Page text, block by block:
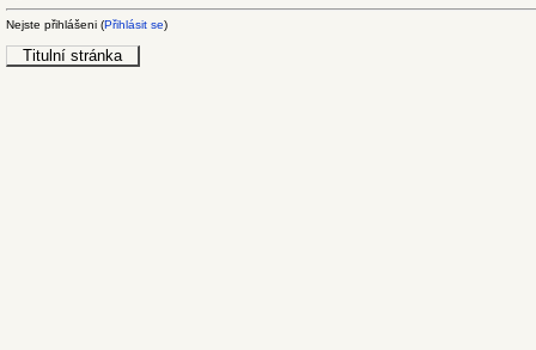
Nejste přihlášeni (Přihlásit se)
Titulní stránka